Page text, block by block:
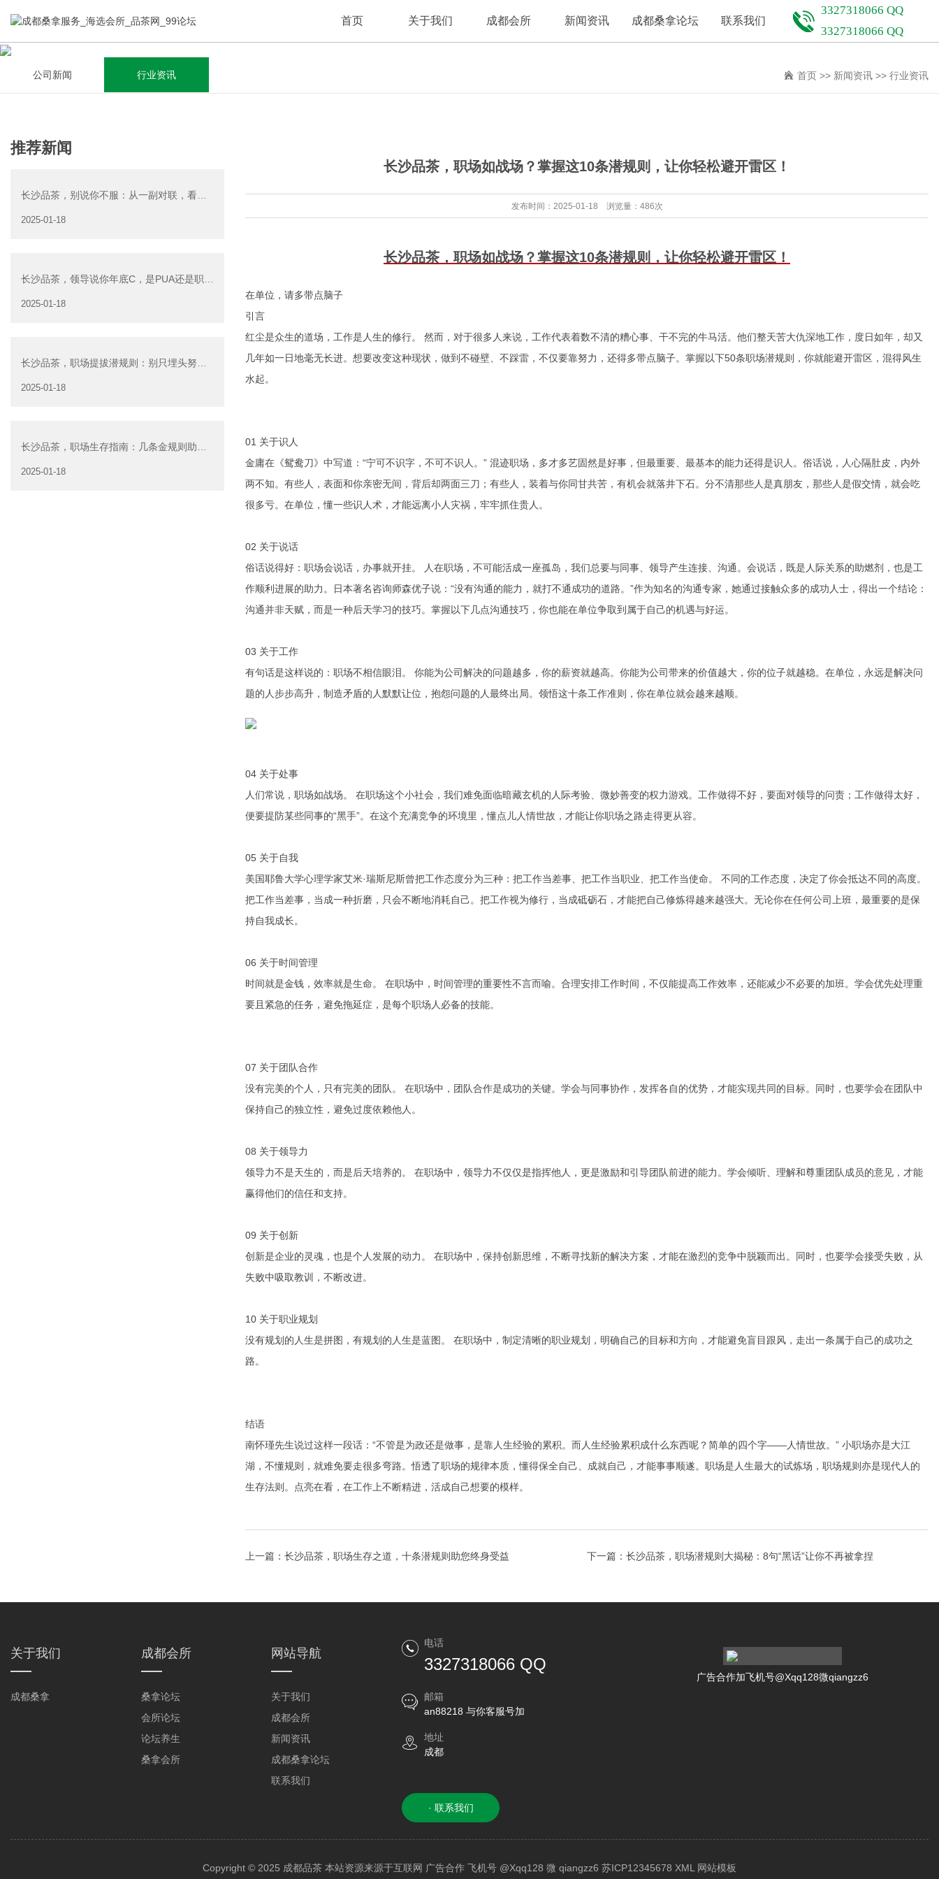
首页 关于我们
为茶友提供全面的茶叶知识普及。申城茗香园：打造成都茶叶
成都品茶工作室，各种新茶资源，欢迎到店品鉴
成都桑拿
成都会所
为茶友提供全面的茶叶知识普及。申城茗香园：打造成都茶叶
成都品茶工作室，各种新茶资源，欢迎到店品鉴
新闻资讯
为茶友提供全面的茶叶知识普及。申城茗香园：打造成都茶叶
成都品茶工作室，各种新茶资源，欢迎到店品鉴
成都桑拿论坛 联系我们
3327318066 QQ
3327318066 QQ
公司新闻 行业资讯 首页 >> 新闻资讯 >> 行业资讯
推荐新闻
长沙品茶，别说你不服：从一副对联，看穿
2025-01-18
长沙品茶，领导说你年底C，是PUA还是职场
2025-01-18
长沙品茶，职场提拔潜规则：别只埋头努
2025-01-18
长沙品茶，职场生存指南：几条金规则助你
2025-01-18
长沙品茶，职场如战场？掌握这10条潜规则，让你轻松避开雷区！
发布时间：2025-01-18 浏览量：486次
长沙品茶，职场如战场？掌握这10条潜规则，让你轻松避开雷区！
在单位，请多带点脑子
引言
红尘是众生的道场，工作是人生的修行。 然而，对于很多人来说，工作代表着数不清的糟心事、干不完的牛马活。他们整天苦大仇深地工作，度日如年，却又
几年如一日地毫无长进。想要改变这种现状，做到不碰壁、不踩雷，不仅要靠努力，还得多带点脑子。掌握以下50条职场潜规则，你就能避开雷区，混得风生
水起。
01 关于识人
金庸在《鸳鸯刀》中写道：“宁可不识字，不可不识人。” 混迹职场，多才多艺固然是好事，但最重要、最基本的能力还得是识人。俗话说，人心隔肚皮，内外
两不知。有些人，表面和你亲密无间，背后却两面三刀；有些人，装着与你同甘共苦，有机会就落井下石。分不清那些人是真朋友，那些人是假交情，就会吃
很多亏。在单位，懂一些识人术，才能远离小人灾祸，牢牢抓住贵人。
02 关于说话
俗话说得好：职场会说话，办事就开挂。 人在职场，不可能活成一座孤岛，我们总要与同事、领导产生连接、沟通。会说话，既是人际关系的助燃剂，也是工
作顺利进展的助力。日本著名咨询师森优子说：“没有沟通的能力，就打不通成功的道路。”作为知名的沟通专家，她通过接触众多的成功人士，得出一个结论：
沟通并非天赋，而是一种后天学习的技巧。掌握以下几点沟通技巧，你也能在单位争取到属于自己的机遇与好运。
03 关于工作
有句话是这样说的：职场不相信眼泪。 你能为公司解决的问题越多，你的薪资就越高。你能为公司带来的价值越大，你的位子就越稳。在单位，永远是解决问
题的人步步高升，制造矛盾的人默默让位，抱怨问题的人最终出局。领悟这十条工作准则，你在单位就会越来越顺。
04 关于处事
人们常说，职场如战场。 在职场这个小社会，我们难免面临暗藏玄机的人际考验、微妙善变的权力游戏。工作做得不好，要面对领导的问责；工作做得太好，
便要提防某些同事的“黑手”。在这个充满竞争的环境里，懂点儿人情世故，才能让你职场之路走得更从容。
05 关于自我
美国耶鲁大学心理学家艾米·瑞斯尼斯曾把工作态度分为三种：把工作当差事、把工作当职业、把工作当使命。 不同的工作态度，决定了你会抵达不同的高度。
把工作当差事，当成一种折磨，只会不断地消耗自己。把工作视为修行，当成砥砺石，才能把自己修炼得越来越强大。无论你在任何公司上班，最重要的是保
持自我成长。
06 关于时间管理
时间就是金钱，效率就是生命。 在职场中，时间管理的重要性不言而喻。合理安排工作时间，不仅能提高工作效率，还能减少不必要的加班。学会优先处理重
要且紧急的任务，避免拖延症，是每个职场人必备的技能。
07 关于团队合作
没有完美的个人，只有完美的团队。 在职场中，团队合作是成功的关键。学会与同事协作，发挥各自的优势，才能实现共同的目标。同时，也要学会在团队中
保持自己的独立性，避免过度依赖他人。
08 关于领导力
领导力不是天生的，而是后天培养的。 在职场中，领导力不仅仅是指挥他人，更是激励和引导团队前进的能力。学会倾听、理解和尊重团队成员的意见，才能
赢得他们的信任和支持。
09 关于创新
创新是企业的灵魂，也是个人发展的动力。 在职场中，保持创新思维，不断寻找新的解决方案，才能在激烈的竞争中脱颖而出。同时，也要学会接受失败，从
失败中吸取教训，不断改进。
10 关于职业规划
没有规划的人生是拼图，有规划的人生是蓝图。 在职场中，制定清晰的职业规划，明确自己的目标和方向，才能避免盲目跟风，走出一条属于自己的成功之
路。
结语
南怀瑾先生说过这样一段话：“不管是为政还是做事，是靠人生经验的累积。而人生经验累积成什么东西呢？简单的四个字——人情世故。” 小职场亦是大江
湖，不懂规则，就难免要走很多弯路。悟透了职场的规律本质，懂得保全自己、成就自己，才能事事顺遂。职场是人生最大的试炼场，职场规则亦是现代人的
生存法则。点亮在看，在工作上不断精进，活成自己想要的模样。
上一篇： 长沙品茶，职场生存之道，十条潜规则助您终身受益 下一篇： 长沙品茶，职场潜规则大揭秘：8句“黑话”让你不再被拿捏
关于我们
成都桑拿
成都会所
桑拿论坛
会所论坛
论坛养生
桑拿会所
网站导航
关于我们
成都会所
新闻资讯
成都桑拿论坛
联系我们
电话
3327318066 QQ
邮箱
an88218 与你客服号加
地址
成都
· 联系我们
广告合作加飞机号@Xqq128微qiangzz6
Copyright © 2025 成都品茶 本站资源来源于互联网 广告合作 飞机号 @Xqq128 微 qiangzz6 苏ICP12345678 XML 网站模板